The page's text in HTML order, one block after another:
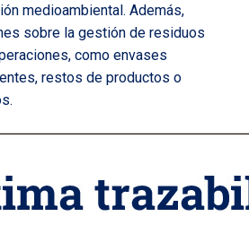
medioambiental. Además,
sobre la gestión de residuos
como envases
restos de productos o